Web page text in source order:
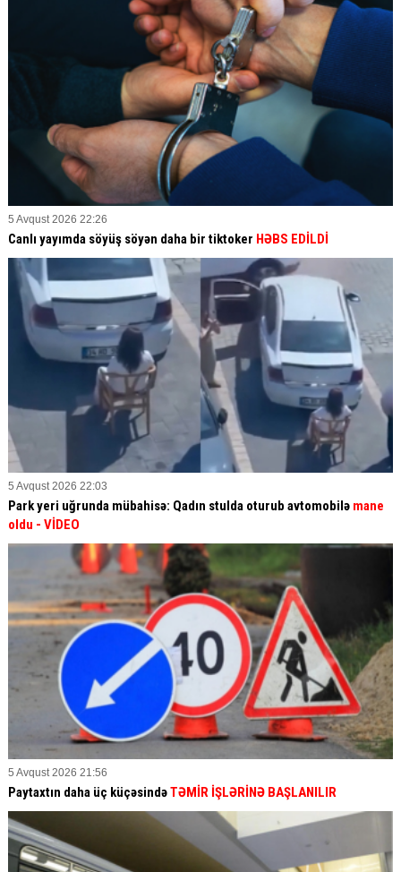
5 Avqust 2026 22:26
Canlı yayımda söyüş söyən daha bir tiktoker HƏBS EDİLDİ
5 Avqust 2026 22:03
Park yeri uğrunda mübahisə: Qadın stulda oturub avtomobilə mane
oldu - VİDEO
5 Avqust 2026 21:56
Paytaxtın daha üç küçəsindəTƏMİR İŞLƏRİNƏ BAŞLANILIR